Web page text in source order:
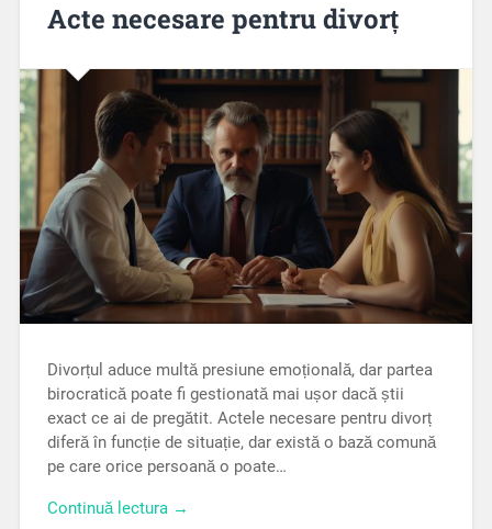
Acte necesare pentru divorț
Divorțul aduce multă presiune emoțională, dar partea
birocratică poate fi gestionată mai ușor dacă știi
exact ce ai de pregătit. Actele necesare pentru divorț
diferă în funcție de situație, dar există o bază comună
pe care orice persoană o poate…
Continuă lectura →